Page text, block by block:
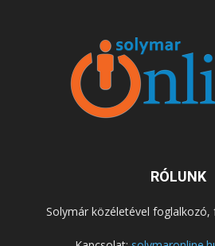
RÓLUNK
Solymár közéletével foglalkozó,